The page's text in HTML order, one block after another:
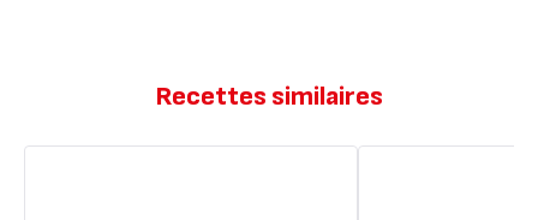
Recettes similaires